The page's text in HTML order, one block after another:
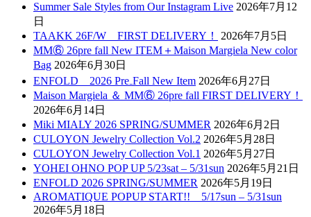
Summer Sale Styles from Our Instagram Live 2026年7月12
日
TAAKK 26F/W FIRST DELIVERY！
2026年7月5日
MM⑥ 26pre fall New ITEM＋Maison Margiela New color
Bag 2026年6月30日
ENFOLD 2026 Pre₋Fall New Item 2026年6月27日
Maison Margiela ＆ MM⑥ 26pre fall FIRST DELIVERY！
2026年6月14日
Miki MIALY 2026 SPRING/SUMMER 2026年6月2日
CULOYON Jewelry Collection Vol.2 2026年5月28日
CULOYON Jewelry Collection Vol.1 2026年5月27日
YOHEI OHNO POP UP 5/23sat – 5/31sun 2026年5月21日
ENFOLD 2026 SPRING/SUMMER 2026年5月19日
AROMATIQUE POPUP START!! 5/17sun – 5/31sun
2026年5月18日